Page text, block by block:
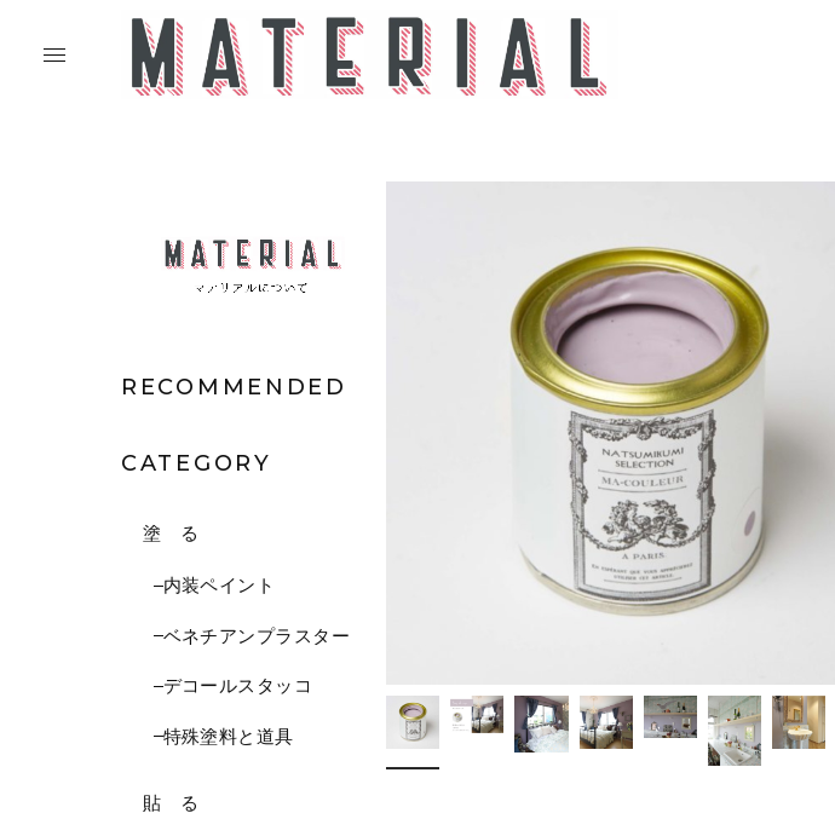
RECOMMENDED
CATEGORY
塗 る
内装ペイント
ベネチアンプラスター
デコールスタッコ
特殊塗料と道具
貼 る